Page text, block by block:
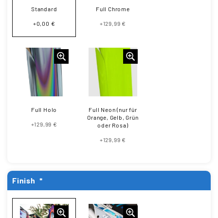
Standard
+0,00 €
Full Chrome
+129,99 €
Full Holo
+129,99 €
Full Neon (nur für
Orange, Gelb, Grün
oder Rosa)
+129,99 €
Finish *